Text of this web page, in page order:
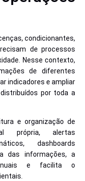
condicionantes,
de processos
Nesse contexto,
de diferentes
indicadores e ampliar
por toda a
e organização de
própria, alertas
dashboards
das informações, a
e facilita o